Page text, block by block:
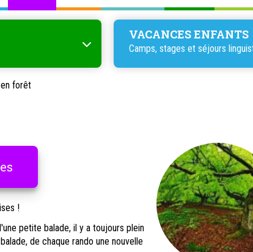
VACANCES ENFANTS
Camps, stages et séjours
forêt
!
petite balade, il y a toujours plein
de chaque rando une nouvelle